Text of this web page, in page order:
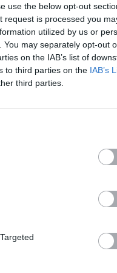
use the below opt-out
request is processed you
utilized by us or
may separately opt-out
on the IAB’s list of
to third parties on the IAB’s
third parties.